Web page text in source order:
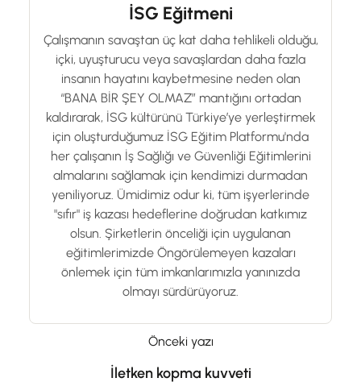
İSG Eğitmeni
Çalışmanın savaştan üç kat daha tehlikeli olduğu,
içki, uyuşturucu veya savaşlardan daha fazla
insanın hayatını kaybetmesine neden olan
“BANA BİR ŞEY OLMAZ” mantığını ortadan
kaldırarak, İSG kültürünü Türkiye’ye yerleştirmek
için oluşturduğumuz İSG Eğitim Platformu'nda
her çalışanın İş Sağlığı ve Güvenliği Eğitimlerini
almalarını sağlamak için kendimizi durmadan
yeniliyoruz. Ümidimiz odur ki, tüm işyerlerinde
"sıfır" iş kazası hedeflerine doğrudan katkımız
olsun. Şirketlerin önceliği için uygulanan
eğitimlerimizde Öngörülemeyen kazaları
önlemek için tüm imkanlarımızla yanınızda
olmayı sürdürüyoruz.
Önceki yazı
İletken kopma kuvveti